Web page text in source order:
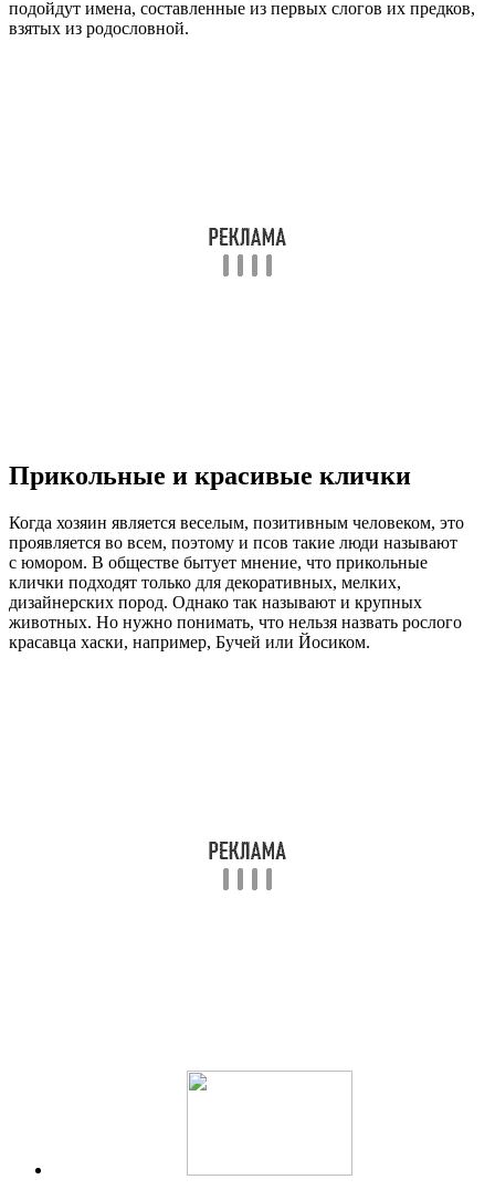
подойдут имена, составленные из первых слогов их предков,
взятых из родословной.
Прикольные и красивые клички
Когда хозяин является веселым, позитивным человеком, это
проявляется во всем, поэтому и псов такие люди называют
с юмором. В обществе бытует мнение, что прикольные
клички подходят только для декоративных, мелких,
дизайнерских пород. Однако так называют и крупных
животных. Но нужно понимать, что нельзя назвать рослого
красавца хаски, например, Бучей или Йосиком.